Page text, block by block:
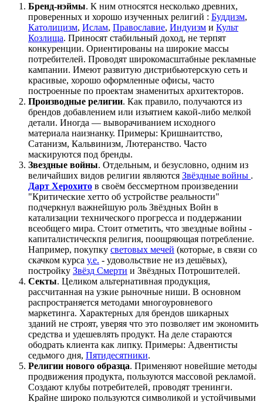
Бренд-нэймы. К ним относятся несколько древних,
проверенных и хорошо изученных религий : Буддизм,
Католицизм, Ислам, Православие, Индуизм и Культ
Козлища. Приносят стабильный доход, не терпят
конкуренции. Ориентированы на широкие массы
потребителей. Проводят широкомасштабные рекламные
кампании. Имеют развитую дистрибьютерскую сеть и
красивые, хорошо оформленные офисы, часто
построенные по проектам знаменитых архитекторов.
Производные религии. Как правило, получаются из
брендов добавлением или изъятием какой-либо мелкой
детали. Иногда — выворачиванием исходного
материала наизнанку. Примеры: Кришнаитство,
Сатанизм, Кальвинизм, Лютеранство. Часто
маскируются под бренды.
Звездные войны. Отдельным, и безусловно, одним из
величайших видов религии являются Звёздные войны .
Дарт Херохито в своём бессмертном произведении
"Критические хетто об устройстве реальности"
подчеркнул важнейшую роль Звёздных Войн в
катализации технического прогресса и поддержании
всеобщего мира. Стоит отметить, что звездные войны -
капиталистическпя религия, поощряющая потребление.
Например, покупку световых мечей (которые, в связи со
скачком курса у.е. - удовольствие не из дешёвых),
постройку Звёзд Смерти и Звёздных Потрошителей.
Секты. Целиком альтернативная продукция,
рассчитанная на узкие рыночные ниши. В основном
распространяется методами многоуровневого
маркетинга. Характерных для брендов шикарных
зданий не строят, уверяя что это позволяет им экономить
средства и удешевлять продукт. На деле стараются
ободрать клиента как липку. Примеры: Адвентисты
седьмого дня, Пятидесятники.
Религии нового образца. Применяют новейшие методы
продвижения продукта, пользуются массовой рекламой.
Создают клубы потребителей, проводят тренинги.
Крайне широко пользуются символикой и устойчивыми